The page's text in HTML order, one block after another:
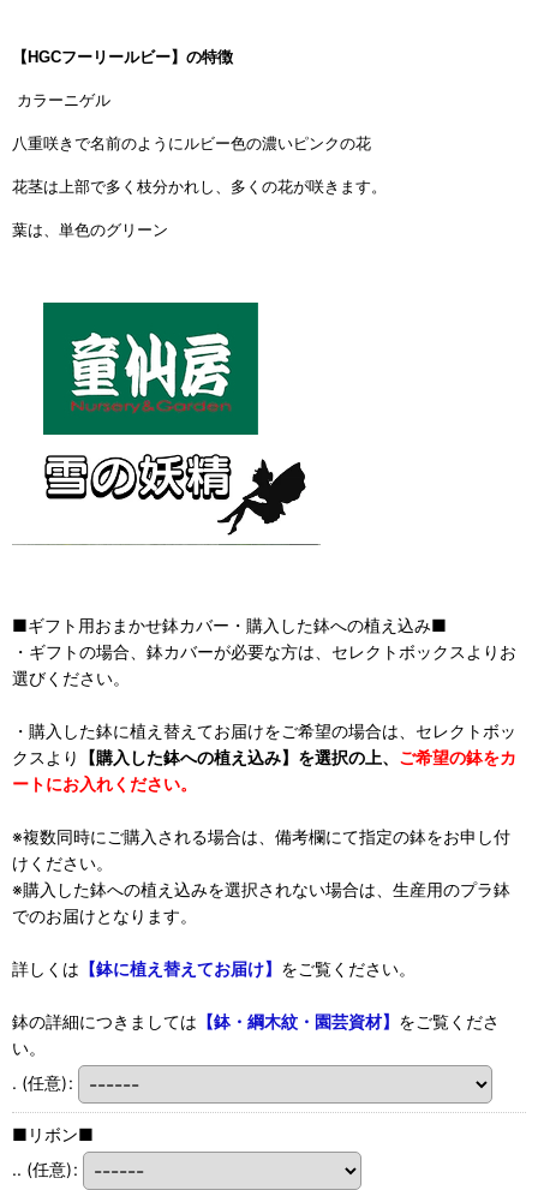
【HGCフーリールビー】の特徴
カラーニゲル
八重咲きで名前のようにルビー色の濃いピンクの花
花茎は上部で多く枝分かれし、多くの花が咲きます。
葉は、単色のグリーン
■ギフト用おまかせ鉢カバー・購入した鉢への植え込み■
・ギフトの場合、鉢カバーが必要な方は、セレクトボックスよりお
選びください。
・購入した鉢に植え替えてお届けをご希望の場合は、セレクトボッ
クスより
【購入した鉢への植え込み】を選択の上、 ご希望の鉢をカ
ートにお入れください。
※複数同時にご購入される場合は、備考欄にて指定の鉢をお申し付
けください。
※購入した鉢への植え込みを選択されない場合は、生産用のプラ鉢
でのお届けとなります。
詳しくは 【鉢に植え替えてお届け】 をご覧ください。
鉢の詳細につきましては 【鉢・綱木紋・園芸資材】 をご覧くださ
い。
. (任意):
■リボン■
.. (任意):